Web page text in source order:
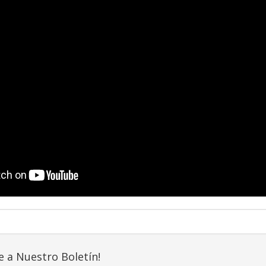
a Nuestro Boletín!